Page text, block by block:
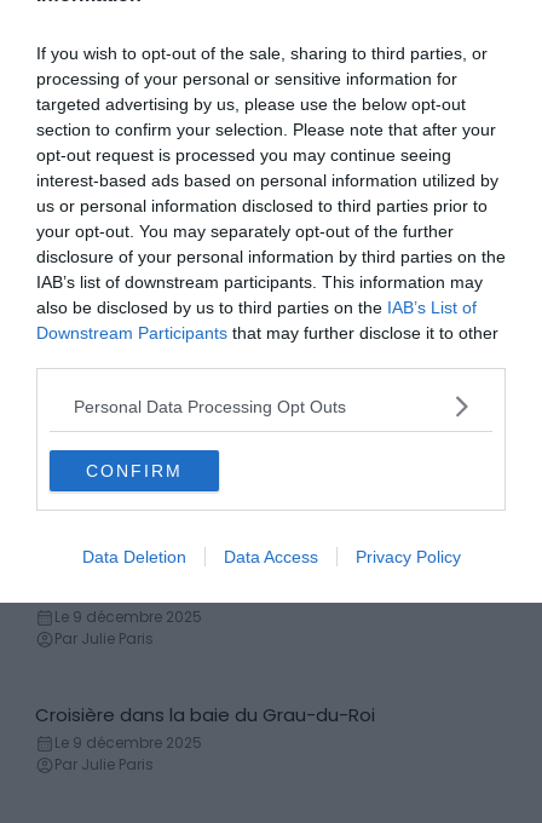
If you wish to opt-out of the sale, sharing to third parties, or
processing of your personal or sensitive information for
targeted advertising by us, please use the below opt-out
section to confirm your selection. Please note that after your
opt-out request is processed you may continue seeing
interest-based ads based on personal information utilized by
us or personal information disclosed to third parties prior to
your opt-out. You may separately opt-out of the further
disclosure of your personal information by third parties on the
IAB’s list of downstream participants. This information may
also be disclosed by us to third parties on the IAB’s List of
Downstream Participants that may further disclose it to other
Personal Data Processing Opt Outs
CONFIRM
Data Deletion Data Access Privacy Policy
Transferts aéroports
Aéroport International Charlotte-Douglas (CLT)
Le 9 décembre 2025
Par Julie Paris
Transferts aéroports
Aéroport international de Mexico-City (MEX)
Le 9 décembre 2025
Par Julie Paris
Transferts aéroports
Aéroport international George Bush Intercontinental
de Houston (IAH)
Le 9 décembre 2025
Rafting
Rafting dans les gorges de Barron
Le 9 décembre 2025
Par Julie Paris
Baleine
Le 9 décembre 2025
Par Julie Paris
Bateau
Croisière dans la baie du Grau-du-Roi
Le 9 décembre 2025
Par Julie Paris